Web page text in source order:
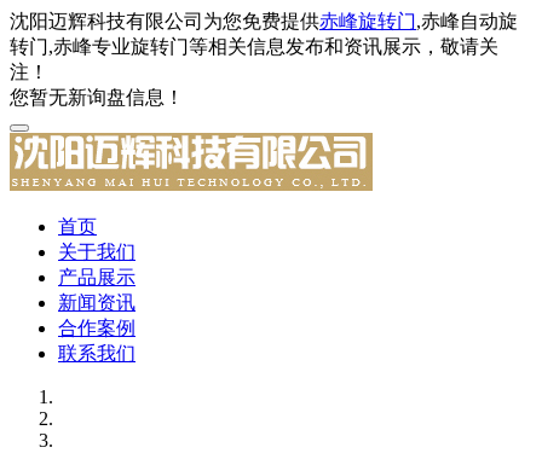
沈阳迈辉科技有限公司为您免费提供赤峰旋转门,赤峰自动旋
转门,赤峰专业旋转门等相关信息发布和资讯展示，敬请关
注！
您暂无新询盘信息！
首页
关于我们
产品展示
新闻资讯
合作案例
联系我们